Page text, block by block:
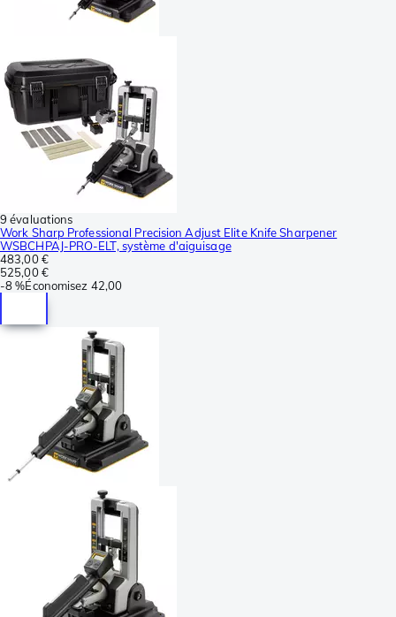
9 évaluations
Work Sharp Professional Precision Adjust Elite Knife Sharpener
WSBCHPAJ-PRO-ELT, système d'aiguisage
483,00 €
525,00 €
-8 %Économisez 42,00